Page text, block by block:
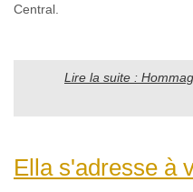
Central.
Lire la suite :
Ella s'adresse à